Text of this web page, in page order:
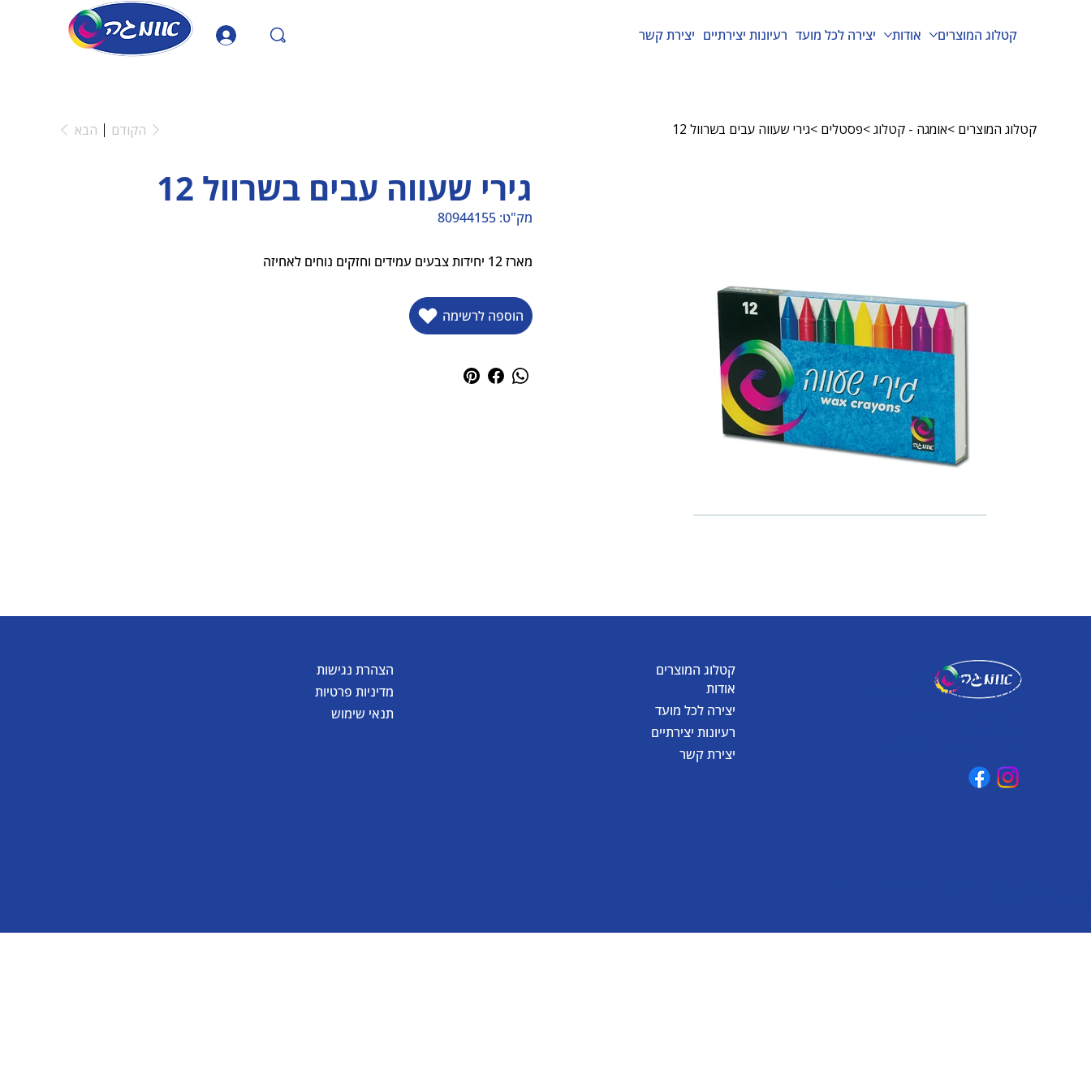
להורדת קטלוג
קטלוג המוצרים אודות יצירה לכל מועד רעיונות יצירתיים יצירת קשר
קטלוג המוצרים >אומגה - קטלוג>פסטלים >גירי שעווה עבים בשרוול 12 הקודם הבא
גירי שעווה עבים בשרוול 12
מק"ט:
מק"ט
80944155
80944155
מארז 12 יחידות צבעים עמידים וחזקים נוחים לאחיזה
הוספה לרשימה
אומגה תעשיות יצירה
קיבוץ כפר גליקסון, ד.נ. מנשה
3781500
הצהרת נגישות
מדיניות פרטיות
תנאי שימוש
קטלוג המוצרים
אודות
יצירה לכל מועד
רעיונות יצירתיים
יצירת קשר